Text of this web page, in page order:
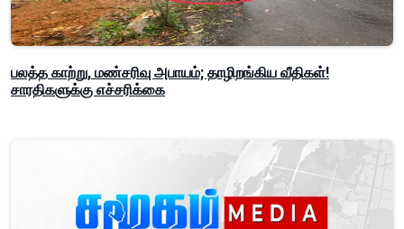
பலத்த காற்று, மண்சரிவு அபாயம்; தாழிறங்கிய வீதிகள்!
சாரதிகளுக்கு எச்சரிக்கை